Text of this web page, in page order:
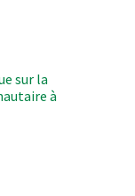
sur la
à